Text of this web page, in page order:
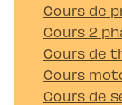
Cours de
Cours 2
Cours de
Cours
Cours de